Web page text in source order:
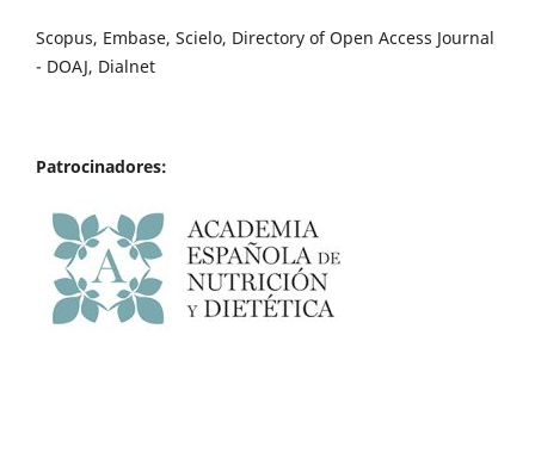
Scopus, Embase, Scielo, Directory of Open Access Journal
- DOAJ, Dialnet
Patrocinadores: